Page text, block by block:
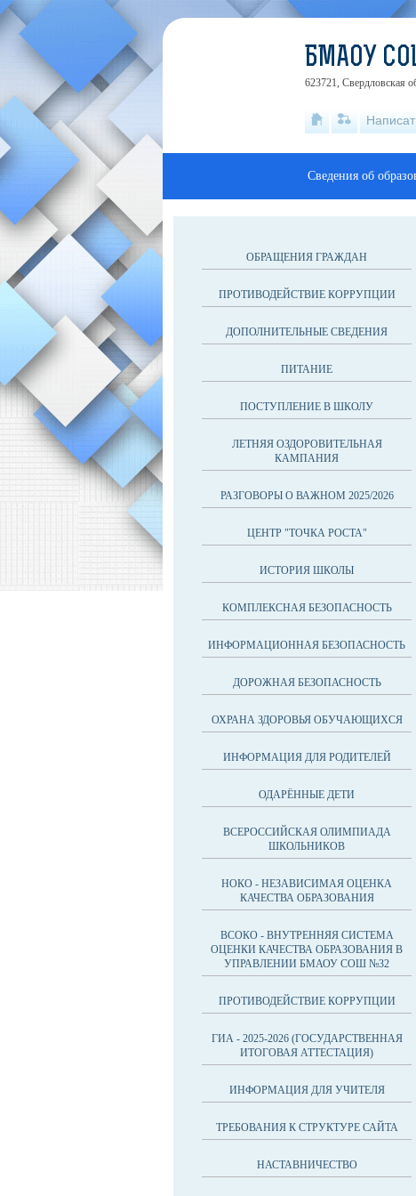
ОБРАЩЕНИЯ ГРАЖДАН
ПРОТИВОДЕЙСТВИЕ КОРРУПЦИИ
ДОПОЛНИТЕЛЬНЫЕ СВЕДЕНИЯ
ПИТАНИЕ
ПОСТУПЛЕНИЕ В ШКОЛУ
ЛЕТНЯЯ ОЗДОРОВИТЕЛЬНАЯ
КАМПАНИЯ
РАЗГОВОРЫ О ВАЖНОМ 2025/2026
ЦЕНТР "ТОЧКА РОСТА"
ИСТОРИЯ ШКОЛЫ
КОМПЛЕКСНАЯ БЕЗОПАСНОСТЬ
ИНФОРМАЦИОННАЯ БЕЗОПАСНОСТЬ
ДОРОЖНАЯ БЕЗОПАСНОСТЬ
ОХРАНА ЗДОРОВЬЯ ОБУЧАЮЩИХСЯ
ИНФОРМАЦИЯ ДЛЯ РОДИТЕЛЕЙ
ОДАРЁННЫЕ ДЕТИ
ВСЕРОССИЙСКАЯ ОЛИМПИАДА
ШКОЛЬНИКОВ
НОКО - НЕЗАВИСИМАЯ ОЦЕНКА
КАЧЕСТВА ОБРАЗОВАНИЯ
ВСОКО - ВНУТРЕННЯЯ СИСТЕМА
ОЦЕНКИ КАЧЕСТВА ОБРАЗОВАНИЯ В
УПРАВЛЕНИИ БМАОУ СОШ №32
ПРОТИВОДЕЙСТВИЕ КОРРУПЦИИ
ГИА - 2025-2026 (ГОСУДАРСТВЕННАЯ
ИТОГОВАЯ АТТЕСТАЦИЯ)
ИНФОРМАЦИЯ ДЛЯ УЧИТЕЛЯ
ТРЕБОВАНИЯ К СТРУКТУРЕ САЙТА
НАСТАВНИЧЕСТВО
БМАОУ
623721, Свердловская
Сведения об